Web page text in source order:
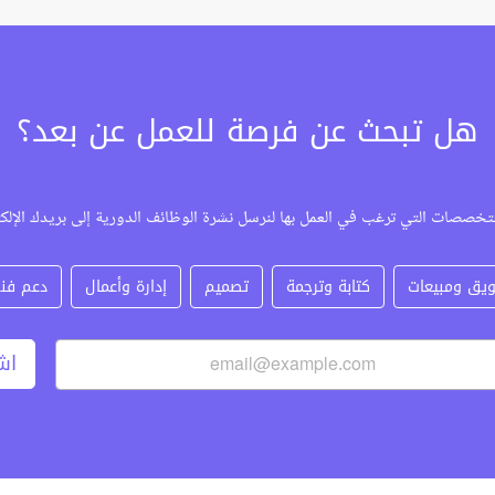
هل تبحث عن فرصة للعمل عن بعد؟
التي ترغب في العمل بها لنرسل نشرة الوظائف الدورية إلى بريدك
ومبيعات كتابة وترجمة تصميم إدارة وأعمال دعم